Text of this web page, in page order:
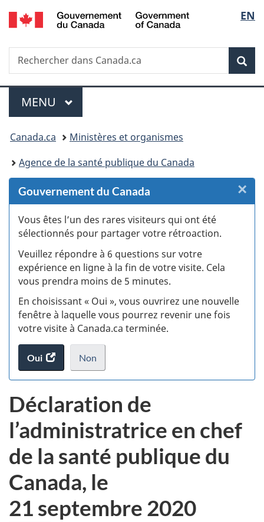
Passer
au
des
Passer
au
principal
Passer
à
Au
du
Passer
à
version
simplifiée
de
la
EN
Recherche
Rechercher
dans
Menu
MENU PRINCIPAL
Vous
êtes
ici :
Canada.ca
Ministères et organismes
Agence de la santé publique du Canada
Gouvernement du Canada
Vous êtes l’un des rares visiteurs qui ont été
sélectionnés pour partager votre rétroaction.
Veuillez répondre à 6 questions sur votre
expérience en ligne à la fin de votre visite. Cela
vous prendra moins de 5 minutes.
En choisissant « Oui », vous ouvrirez une nouvelle
fenêtre à laquelle vous pourrez revenir une fois
votre visite à Canada.ca terminée.
Oui
accéder
au
Non
je
veux
pas
participer
au
sondage
du
site
web,
.
×
Déclaration de
l’administratrice en chef
de la santé publique du
Canada, le
21 septembre 2020